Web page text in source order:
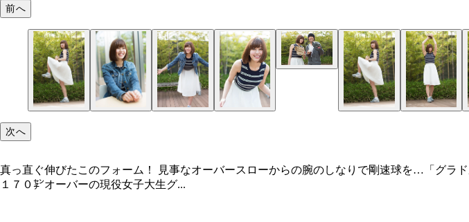
前へ
次へ
真っ直ぐ伸びたこのフォーム！ 見事なオーバースローからの腕のしなりで剛速球を…「グラ
１７０㌢オーバーの現役女子大生グ...